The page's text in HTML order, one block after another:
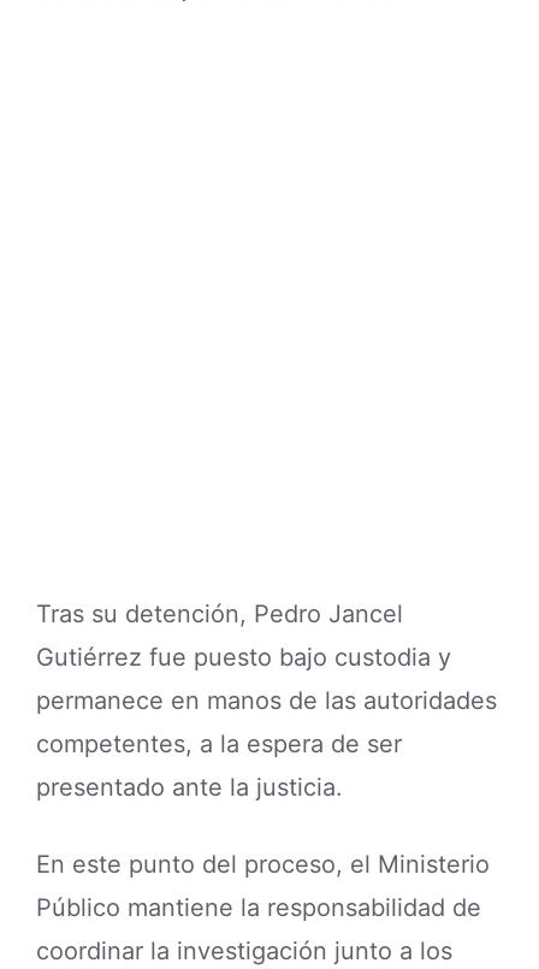
Tras su detención, Pedro Jancel
Gutiérrez fue puesto bajo custodia y
permanece en manos de las autoridades
competentes, a la espera de ser
presentado ante la justicia.
En este punto del proceso, el Ministerio
Público mantiene la responsabilidad de
coordinar la investigación junto a los